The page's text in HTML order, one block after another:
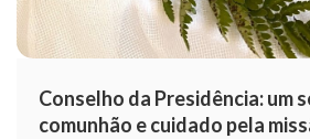
Conselho da Presidência: um
comunhão e cuidado pela